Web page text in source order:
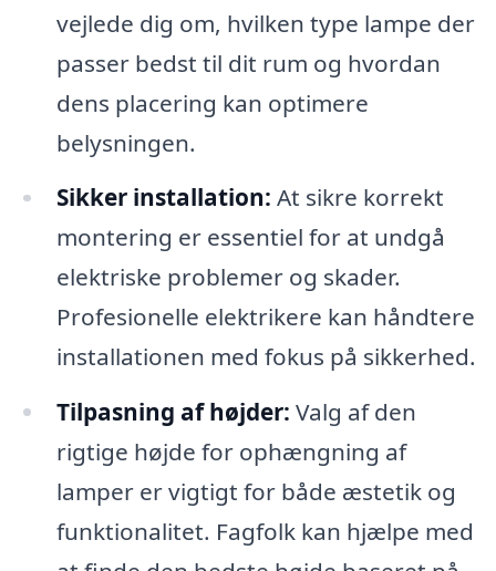
vejlede dig om, hvilken type lampe der
passer bedst til dit rum og hvordan
dens placering kan optimere
belysningen.
Sikker installation: At sikre korrekt
montering er essentiel for at undgå
elektriske problemer og skader.
Profesionelle elektrikere kan håndtere
installationen med fokus på sikkerhed.
Tilpasning af højder: Valg af den
rigtige højde for ophængning af
lamper er vigtigt for både æstetik og
funktionalitet. Fagfolk kan hjælpe med